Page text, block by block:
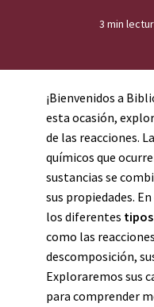
3 min
¡Bienvenidos a
esta ocasión,
de las reacciones.
químicos que
sustancias se
sus propiedades.
los diferentes
como las
descomposición,
Exploraremos sus
para comprender